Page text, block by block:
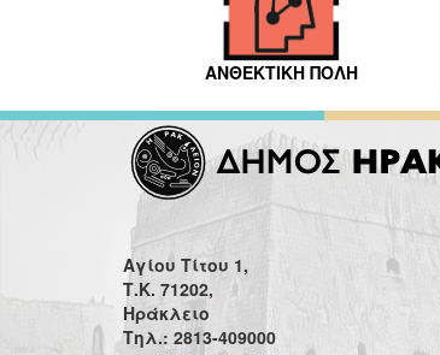
ΑΝΘΕΚΤΙΚΗ ΠΟΛΗ
Αγίου Τίτου 1,
Τ.Κ. 71202,
Ηράκλειο
Τηλ.: 2813-409000